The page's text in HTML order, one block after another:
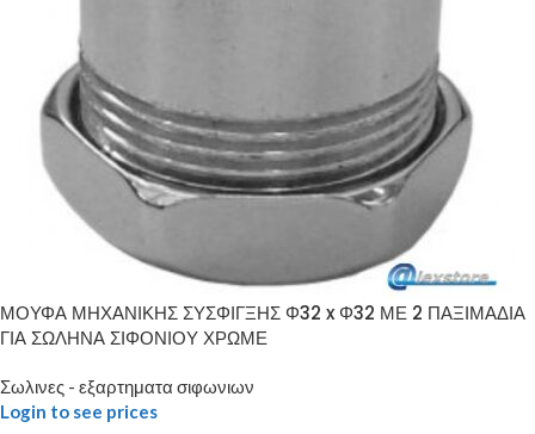
ΜΟΥΦΑ ΜΗΧΑΝΙΚΗΣ ΣΥΣΦΙΓΞΗΣ Φ32 x Φ32 ΜΕ 2 ΠΑΞΙΜΑΔΙΑ
ΓΙΑ ΣΩΛΗΝΑ ΣΙΦΟΝΙΟΥ ΧΡΩΜΕ
Σωλινες - εξαρτηματα σιφωνιων
Login to see prices